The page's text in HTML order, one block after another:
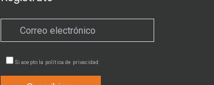
Si acepto la política de privacidad